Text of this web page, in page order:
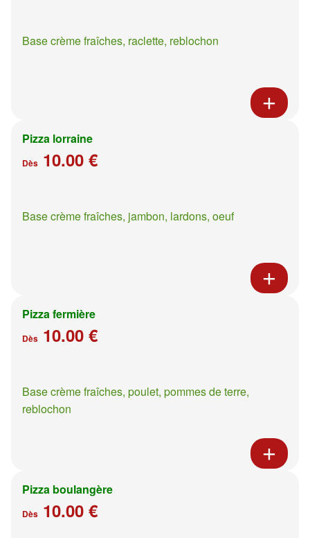
Base crème fraîches, raclette, reblochon
Pizza lorraine
Dès 10.00 €
Base crème fraîches, jambon, lardons, oeuf
Pizza fermière
Dès 10.00 €
Base crème fraîches, poulet, pommes de terre,
reblochon
Pizza boulangère
Dès 10.00 €